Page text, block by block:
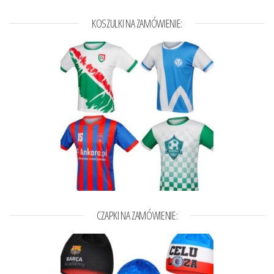
KOSZULKI NA ZAMÓWIENIE:
CZAPKI NA ZAMÓWIENIE: